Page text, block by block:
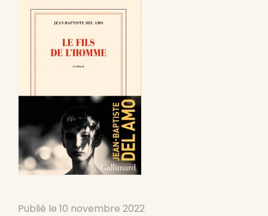
Publié le 10 novembre 2022